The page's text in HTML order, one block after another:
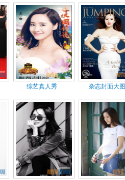
综艺真人秀 杂志封面大图